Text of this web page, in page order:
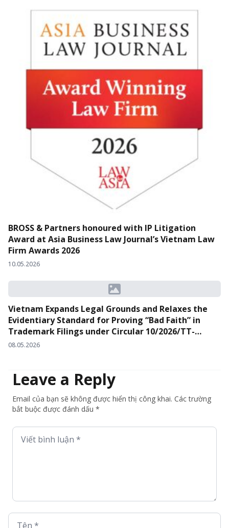
BROSS & Partners honoured with IP Litigation
Award at Asia Business Law Journal’s Vietnam Law
Firm Awards 2026
10.05.2026
Vietnam Expands Legal Grounds and Relaxes the
Evidentiary Standard for Proving “Bad Faith” in
Trademark Filings under Circular 10/2026/TT-
BKHCN
08.05.2026
Leave a Reply
Email của bạn sẽ không được hiển thị công khai. Các trường
bắt buộc được đánh dấu *
Viết bình luận *
Tên *